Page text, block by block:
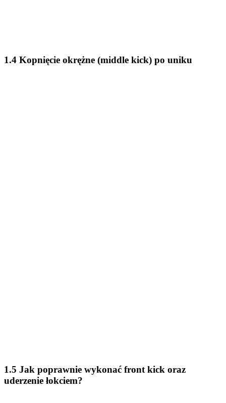
1.4 Kopnięcie okrężne (middle kick) po uniku
1.5 Jak poprawnie wykonać front kick oraz
uderzenie łokciem?